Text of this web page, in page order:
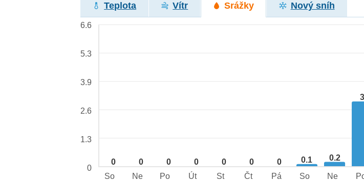
Teplota Vítr Srážky Nový sníh
0 0 0 0 0 0 0 0.1 0.2
3
6.6
5.3
3.9
2.6
1.3
0
So
Ne Po Út St Čt Pá So Ne